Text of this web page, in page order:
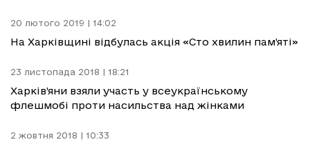
20 лютого 2019 | 14:02
На Харківщині відбулась акція «Сто хвилин пам’яті»
23 листопада 2018 | 18:21
Харків’яни взяли участь у всеукраїнському
флешмобі проти насильства над жінками
2 жовтня 2018 | 10:33